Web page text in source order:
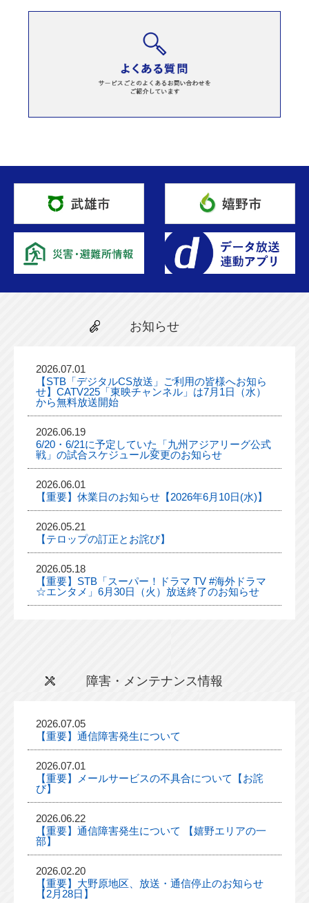
お知らせ
2026.07.01
【STB「デジタルCS放送」ご利用の皆様へお知ら
せ】CATV225「東映チャンネル」は7月1日（水）
から無料放送開始
2026.06.19
6/20・6/21に予定していた「九州アジアリーグ公式
戦」の試合スケジュール変更のお知らせ
2026.06.01
【重要】休業日のお知らせ【2026年6月10日(水)】
2026.05.21
【テロップの訂正とお詫び】
2026.05.18
【重要】STB「スーパー！ドラマ TV #海外ドラマ
☆エンタメ」6月30日（火）放送終了のお知らせ
障害・メンテナンス情報
2026.07.05
【重要】通信障害発生について
2026.07.01
【重要】メールサービスの不具合について【お詫
び】
2026.06.22
【重要】通信障害発生について 【嬉野エリアの一
部】
2026.02.20
【重要】大野原地区、放送・通信停止のお知らせ
【2月28日】